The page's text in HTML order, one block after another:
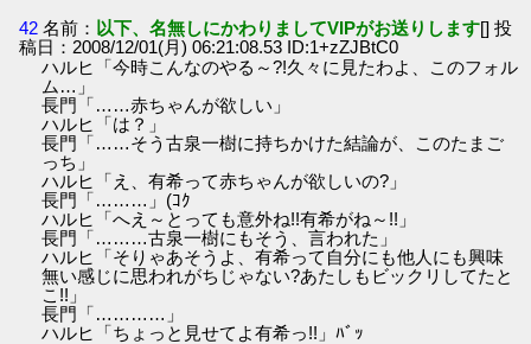
42 名前： 以下、名無しにかわりましてVIPがお送りします[] 投
稿日：2008/12/01(月) 06:21:08.53 ID:1+zZJBtC0
ハルヒ「今時こんなのやる～?!久々に見たわよ、このフォル
ム…」
長門「……赤ちゃんが欲しい」
ハルヒ「は？」
長門「……そう古泉一樹に持ちかけた結論が、このたまご
っち」
ハルヒ「え、有希って赤ちゃんが欲しいの?」
長門「………」(ｺｸ
ハルヒ「へえ～とっても意外ね!!有希がね～!!」
長門「………古泉一樹にもそう、言われた」
ハルヒ「そりゃあそうよ、有希って自分にも他人にも興味
無い感じに思われがちじゃない?あたしもビックリしてたと
こ!!」
長門「…………」
ハルヒ「ちょっと見せてよ有希っ!!」ﾊﾞｯ